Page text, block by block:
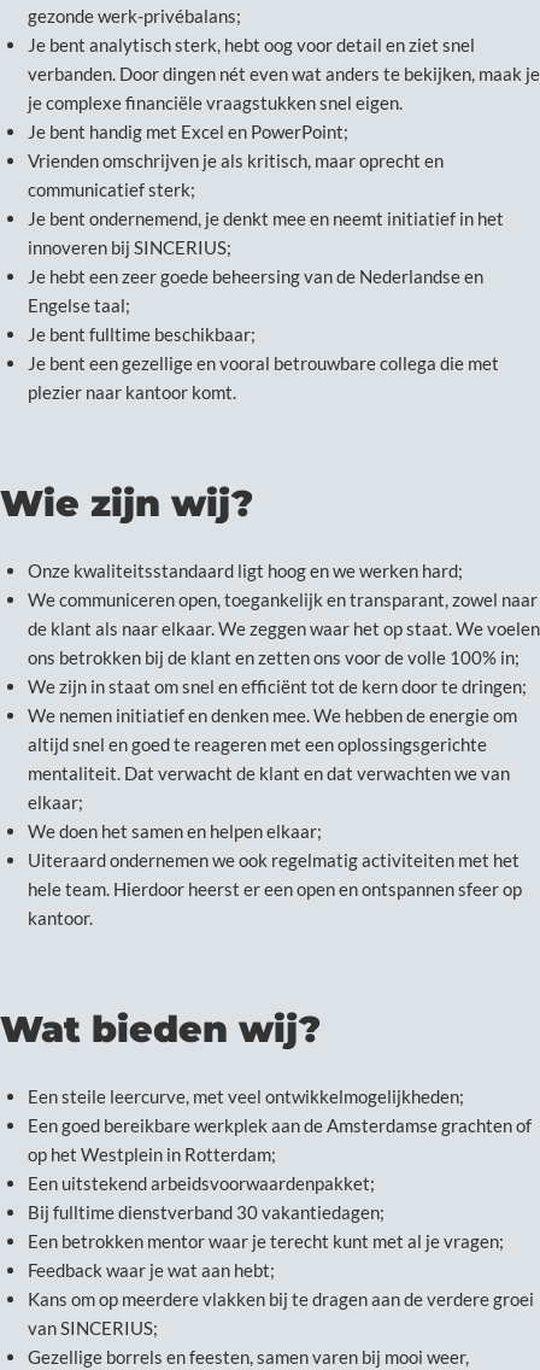
gezonde werk-privébalans;
Je bent analytisch sterk, hebt oog voor detail en ziet snel
verbanden. Door dingen nét even wat anders te bekijken, maak je
je complexe financiële vraagstukken snel eigen.
Je bent handig met Excel en PowerPoint;
Vrienden omschrijven je als kritisch, maar oprecht en
communicatief sterk;
Je bent ondernemend, je denkt mee en neemt initiatief in het
innoveren bij SINCERIUS;
Je hebt een zeer goede beheersing van de Nederlandse en
Engelse taal;
Je bent fulltime beschikbaar;
Je bent een gezellige en vooral betrouwbare collega die met
plezier naar kantoor komt.
Wie zijn wij?
Onze kwaliteitsstandaard ligt hoog en we werken hard;
We communiceren open, toegankelijk en transparant, zowel naar
de klant als naar elkaar. We zeggen waar het op staat. We voelen
ons betrokken bij de klant en zetten ons voor de volle 100% in;
We zijn in staat om snel en efficiënt tot de kern door te dringen;
We nemen initiatief en denken mee. We hebben de energie om
altijd snel en goed te reageren met een oplossingsgerichte
mentaliteit. Dat verwacht de klant en dat verwachten we van
elkaar;
We doen het samen en helpen elkaar;
Uiteraard ondernemen we ook regelmatig activiteiten met het
hele team. Hierdoor heerst er een open en ontspannen sfeer op
kantoor.
Wat bieden wij?
Een steile leercurve, met veel ontwikkelmogelijkheden;
Een goed bereikbare werkplek aan de Amsterdamse grachten of
op het Westplein in Rotterdam;
Een uitstekend arbeidsvoorwaardenpakket;
Bij fulltime dienstverband 30 vakantiedagen;
Een betrokken mentor waar je terecht kunt met al je vragen;
Feedback waar je wat aan hebt;
Kans om op meerdere vlakken bij te dragen aan de verdere groei
van SINCERIUS;
Gezellige borrels en feesten, samen varen bij mooi weer,